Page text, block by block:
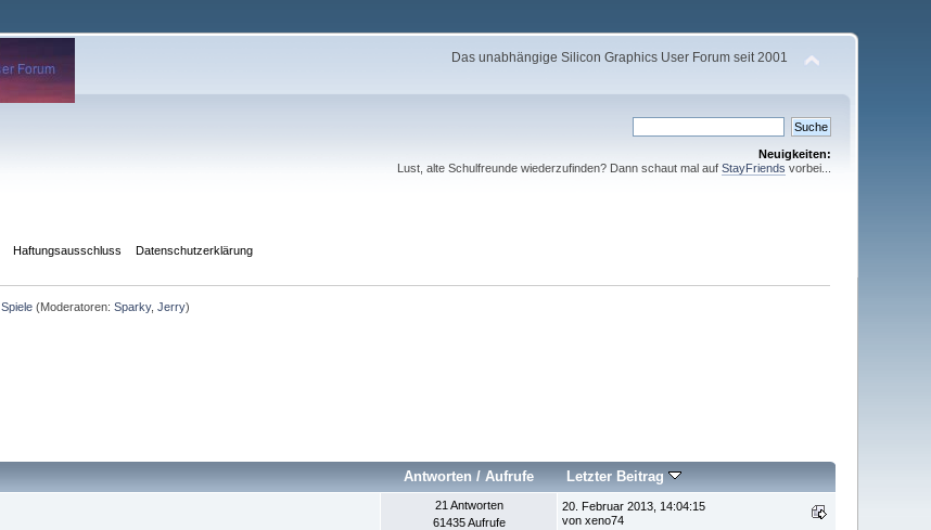
Das unabhängige Silicon Graphics User Forum seit 2001
Neuigkeiten:
Lust, alte Schulfreunde wiederzufinden? Dann schaut mal auf StayFriends vorbei...
Haftungsausschluss Datenschutzerklärung
Spiele (Moderatoren:Sparky,Jerry)
Antworten/ Aufrufe Letzter Beitrag
21 Antworten
61435 Aufrufe
20. Februar 2013, 14:04:15
von xeno74